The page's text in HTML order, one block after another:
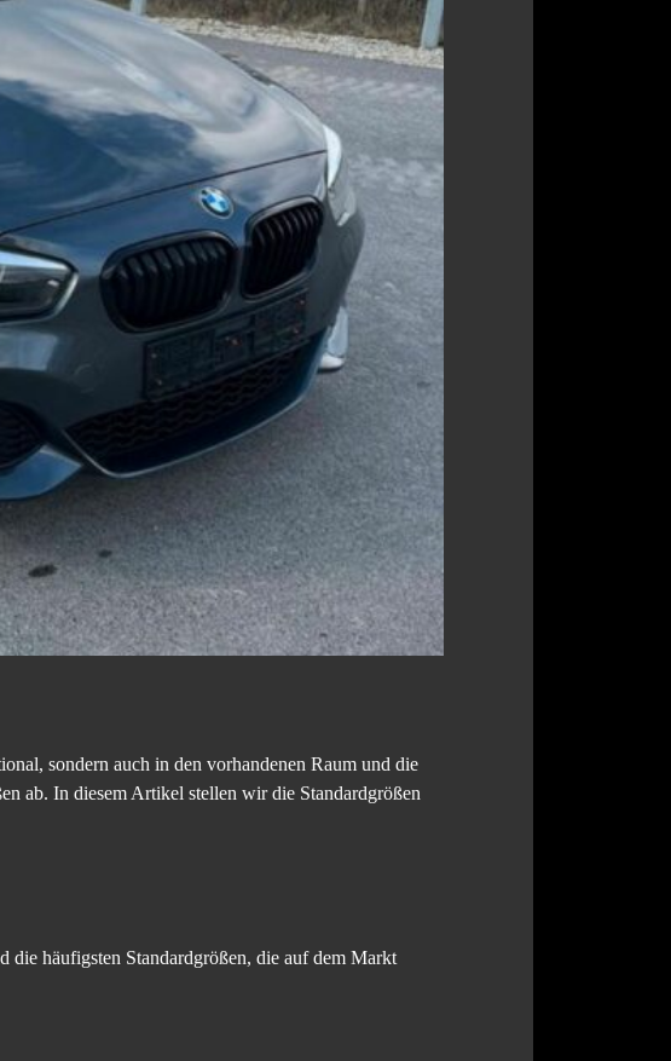
sondern auch in den vorhandenen Raum und die
ab. In diesem Artikel stellen wir die Standardgrößen
die häufigsten Standardgrößen, die auf dem Markt